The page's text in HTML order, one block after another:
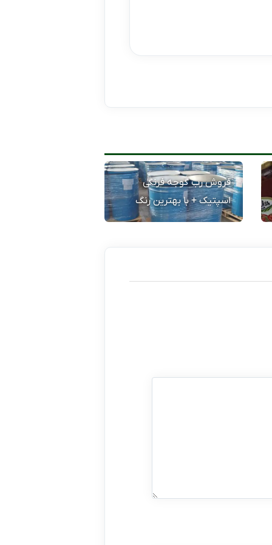
فروش رب گوجه فرنگی
اسپتیک + با بهترین رنگ